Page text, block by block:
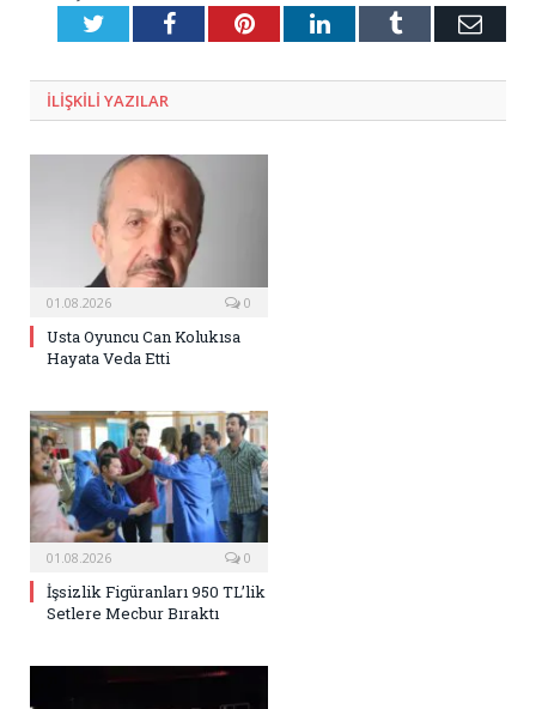
TwitterFacebookPinterestLinkedInTumblr E-
ILIŞKILI YAZILAR
01.08.2026 0
Usta Oyuncu Can Kolukısa
Hayata Veda Etti
01.08.2026 0
İşsizlik Figüranları 950 TL’lik
Setlere Mecbur Bıraktı